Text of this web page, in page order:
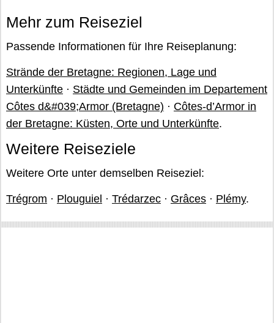
Mehr zum Reiseziel
Passende Informationen für Ihre Reiseplanung:
Strände der Bretagne: Regionen, Lage und
Unterkünfte · Städte und Gemeinden im Departement
Côtes d&#039;Armor (Bretagne) · Côtes-d’Armor in
der Bretagne: Küsten, Orte und Unterkünfte.
Weitere Reiseziele
Weitere Orte unter demselben Reiseziel:
Trégrom · Plouguiel · Trédarzec · Grâces · Plémy.